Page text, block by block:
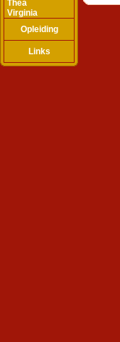
Thea
Virginia
Opleiding
Links